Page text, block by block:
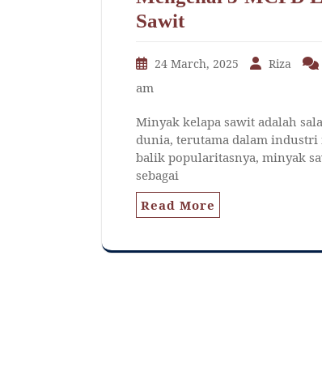
Sawit
24 March, 2025 Riza
am
Minyak kelapa sawit adalah
dunia, terutama dalam industri
balik popularitasnya, minyak
sebagai
Read More